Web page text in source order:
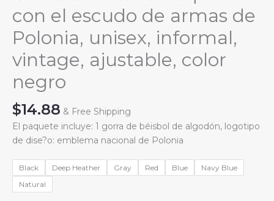
con el escudo de armas de
Polonia, unisex, informal,
vintage, ajustable, color
negro
$14.88 & Free Shipping
El paquete incluye: 1 gorra de béisbol de algodón, logotipo
de dise?o: emblema nacional de Polonia
Black Deep Heather Gray Red Blue
Navy Blue
Natural